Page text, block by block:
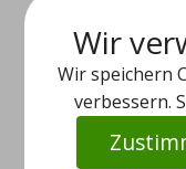
Tierfiguren, 3 Säugeti
EUR 19,95
Ansehen
Wir
Wir speichern
verbessern.